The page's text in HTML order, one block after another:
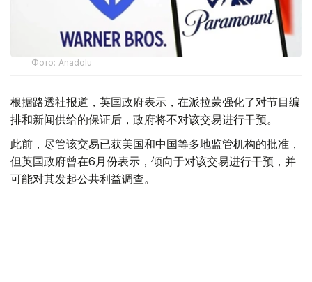
Фото: Аnadolu
根据路透社报道，英国政府表示，在派拉蒙强化了对节目编
排和新闻供给的保证后，政府将不对该交易进行干预。
此前，尽管该交易已获美国和中国等多地监管机构的批准，
但英国政府曾在6月份表示，倾向于对该交易进行干预，并
可能对其发起公共利益调查。